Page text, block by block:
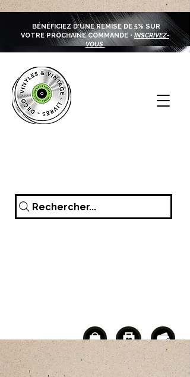
BÉNÉFICIEZ D'UNE REMISE DE 5% SUR
VOTRE PROCHAINE COMMANDE • INSCRIVEZ-
VOUS
Rechercher...